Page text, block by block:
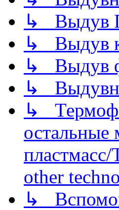
↳ Выдув
↳ Выдув
↳ Выдув
↳
↳
остальные
other
↳